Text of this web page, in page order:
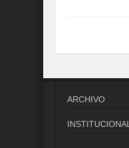
ARCHIVO
INSTITUCIONAL